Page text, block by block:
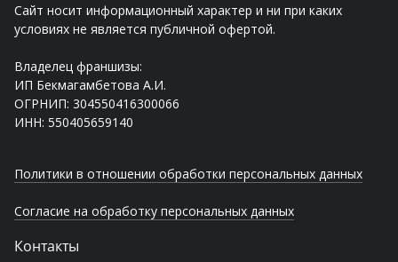
Сайт носит информационный характер и ни при каких
условиях не является публичной офертой.
Владелец франшизы:
ИП Бекмагамбетова А.И.
ОГРНИП: 304550416300066
ИНН: 550405659140
Политики в отношении обработки персональных данных
Согласие на обработку персональных данных
Контакты